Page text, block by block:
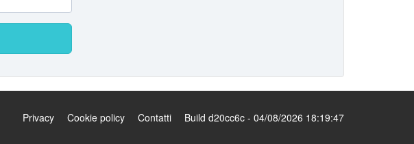
Privacy Cookie policy Contatti Build d20cc6c - 04/08/2026 18:19:47